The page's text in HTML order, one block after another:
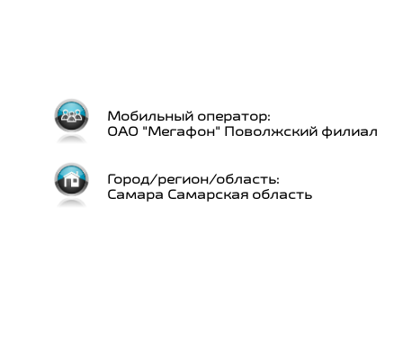
Мобильный оператор:
ОАО "Мегафон" Поволжский филиал
Город/регион/область:
Самара Самарская область